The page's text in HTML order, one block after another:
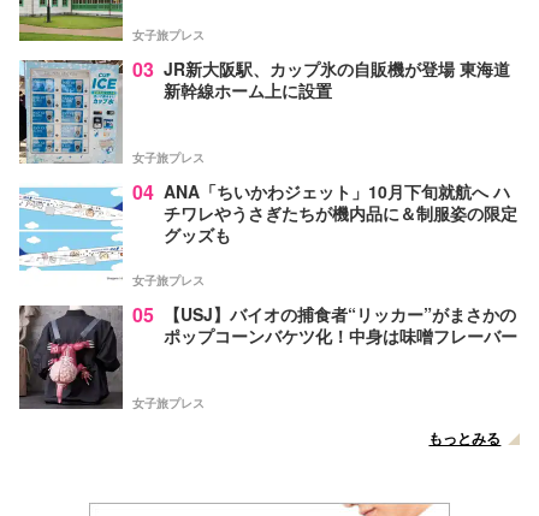
女子旅プレス
03 JR新大阪駅、カップ氷の自販機が登場 東海道
新幹線ホーム上に設置
女子旅プレス
04 ANA「ちいかわジェット」10月下旬就航へ ハ
チワレやうさぎたちが機内品に＆制服姿の限定
グッズも
女子旅プレス
05
【USJ】バイオの捕食者“リッカー”がまさかの
ポップコーンバケツ化！中身は味噌フレーバー
女子旅プレス
もっとみる